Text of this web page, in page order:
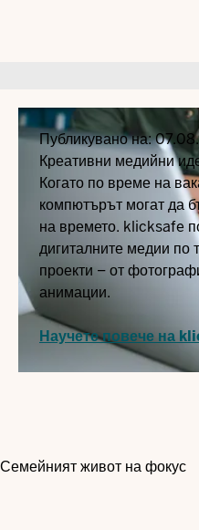
Публикувано на:
Креативни медийни
Когато по време на
компютърът могат да
на времето. klicksafe
дигиталните медии по
проекти – от
анимации.
Научете повече на
Семейният живот на фокус